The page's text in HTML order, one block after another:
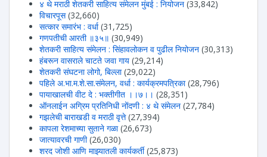
४ थे मराठी शेतकरी साहित्य संमेलन मुंबई : नियोजन (33,842)
विचारपूस (32,660)
सत्कार समारंभ : वर्धा (31,725)
गणपतीची आरती ॥३५॥ (30,949)
शेतकरी साहित्य संमेलन : सिंहावलोकन व पुढील नियोजन (30,313)
हंबरून वासराले चाटते जवा गाय (29,214)
शेतकरी संघटना लोगो, बिल्ला (29,022)
पहिले अ.भा.म.शे.सा.संमेलन, वर्धा : कार्यक्रमपत्रिका (28,796)
पायाखालची वीट दे : भक्तीगीत ।।७।। (28,351)
ऑनलाईन अग्रिम प्रतिनिधी नोंदणी : ४ थे संमेलन (27,784)
गझलेची बाराखडी व मराठी वृत्ते (27,394)
कापला रेशमाच्या सुताने गळा (26,673)
जात्यावरची गाणी (26,030)
शरद जोशी आणि माझ्यातली कार्यकर्ती (25,873)